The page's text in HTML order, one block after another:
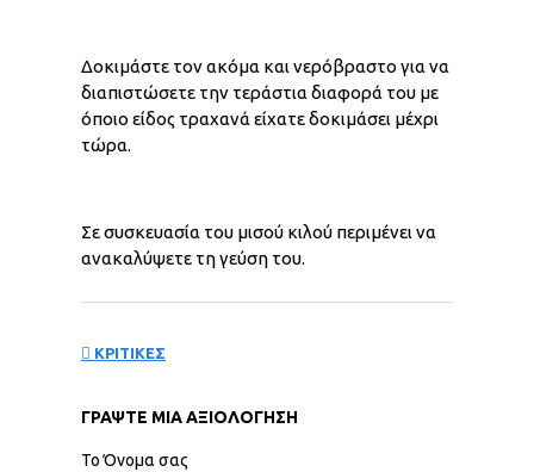
Δοκιμάστε τον ακόμα και νερόβραστο για να
διαπιστώσετε την τεράστια διαφορά του με
όποιο είδος τραχανά είχατε δοκιμάσει μέχρι
τώρα.
Σε συσκευασία του μισού κιλού περιμένει να
ανακαλύψετε τη γεύση του.
ΚΡΙΤΙΚΕΣ
ΓΡΆΨΤΕ ΜΙΑ ΑΞΙΟΛΌΓΗΣΗ
Το Όνομα σας